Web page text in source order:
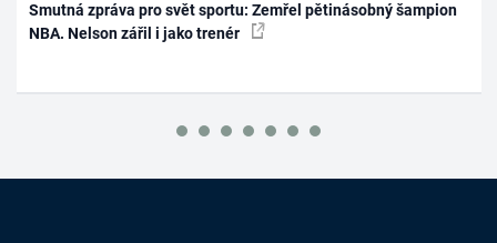
Smutná zpráva pro svět sportu: Zemřel pětinásobný šampion
NBA. Nelson zářil i jako trenér